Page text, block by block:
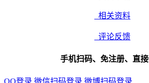
相关资料
评论反馈
手机扫码、免注册、直